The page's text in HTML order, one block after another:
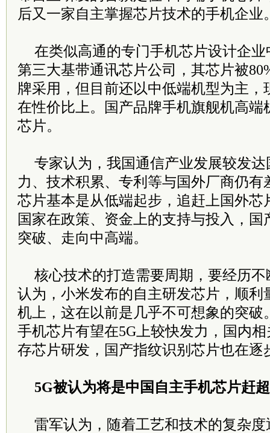
后又一家自主掌握芯片技术的手机企业
在类似高通的专门手机芯片设计企
第三大基带通讯芯片公司，其芯片被
牌采用，但目前还以中低端机型为主，
在性价比上。国产品牌手机旗舰机高端
芯片。
专家认为，我国通信产业发展较发
力、技术积累、专利等与国外厂商仍有
芯片基本是从低端起步，追赶上国外芯
国家在政策、资金上的支持与投入，国
突破、走向中高端。
核心技术的打造需要周期，要经历
认为，小米发布的自主研发芯片，顺利
机上，这在以前是几乎不可想象的突破
手机芯片有望在5G上较快发力，国内
存芯片研发，国产指纹识别芯片也在逐
5G被认为将是中国自主手机芯片赶
雷军认为，随着工艺和技术的复杂